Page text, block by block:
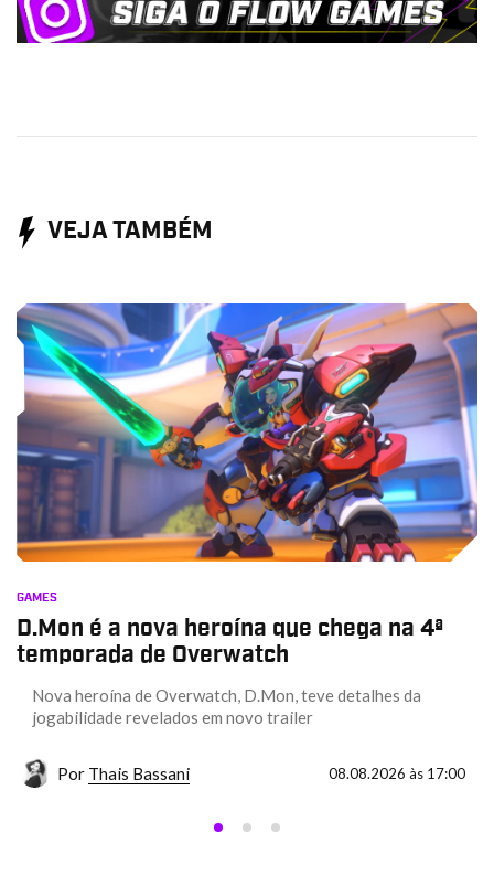
VEJA TAMBÉM
GAMES
D.Mon é a nova heroína que chega na 4ª
temporada de Overwatch
Nova heroína de Overwatch, D.Mon, teve detalhes da
jogabilidade revelados em novo trailer
Por Thais Bassani 08.08.2026 às 17:00